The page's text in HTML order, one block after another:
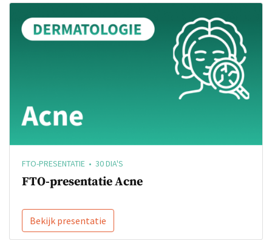
FTO-PRESENTATIE • 30 DIA'S
FTO-presentatie Acne
Bekijk presentatie